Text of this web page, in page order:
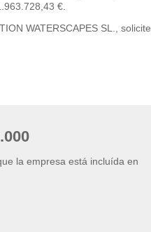
€.
WATERSCAPES SL., solicite
la empresa está incluída en